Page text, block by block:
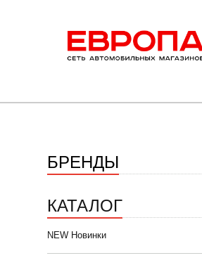
БРЕНДЫ
КАТАЛОГ
NEW Новинки